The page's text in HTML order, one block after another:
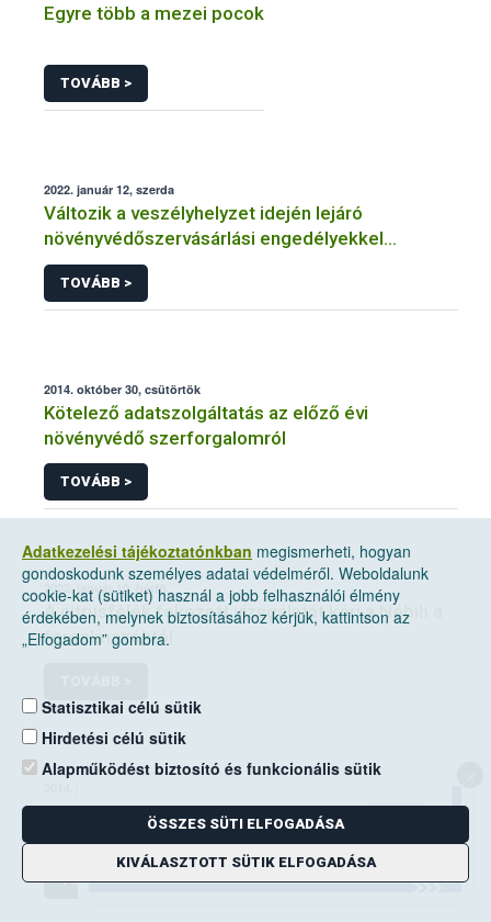
Egyre több a mezei pocok
TOVÁBB >
2022. január 12, szerda
Változik a veszélyhelyzet idején lejáró
növényvédőszervásárlási engedélyekkel
kapcsolatos szabályozás
TOVÁBB >
2014. október 30, csütörtök
Kötelező adatszolgáltatás az előző évi
növényvédő szerforgalomról
TOVÁBB >
2022. január 10, hétfő
A citrusfélék fokozott vizsgálatát kéri a Nébih a
forgalmazóktól
A mezei pocok elleni védekezési kötelezettség
a földhasználók kiemelt feladata
TOVÁBB >
Adatkezelési tájékoztatónkban megismerheti, hogyan
gondoskodunk személyes adatai védelméről. Weboldalunk
cookie-kat (sütiket) használ a jobb felhasználói élmény
érdekében, melynek biztosításához kérjük, kattintson az
„Elfogadom” gombra.
Statisztikai célú sütik
Hirdetési célú sütik
Alapműködést biztosító és funkcionális sütik
ÖSSZES SÜTI ELFOGADÁSA
KIVÁLASZTOTT SÜTIK ELFOGADÁSA